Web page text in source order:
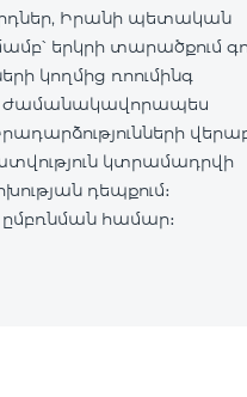
Իրանի պետական
երկրի տարածքում
կողմից ռոումինգ
ժամանակավորապես
կտրամադրվի
դեպքում։
ըմբռնման համար։